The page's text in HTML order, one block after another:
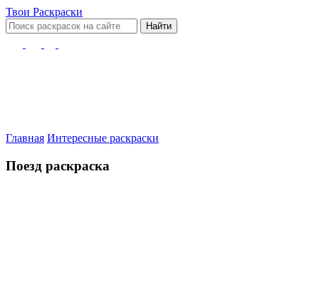
Твои Раскраски
Найти
Главная Интересные раскраски
Поезд раскраска